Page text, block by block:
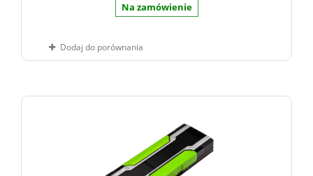
Na zamówienie
Dodaj do porównania